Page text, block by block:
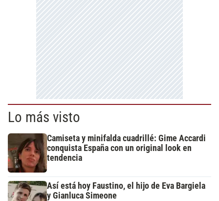
Lo más visto
Camiseta y minifalda cuadrillé: Gime Accardi
conquista España con un original look en
tendencia
Así está hoy Faustino, el hijo de Eva Bargiela
y Gianluca Simeone